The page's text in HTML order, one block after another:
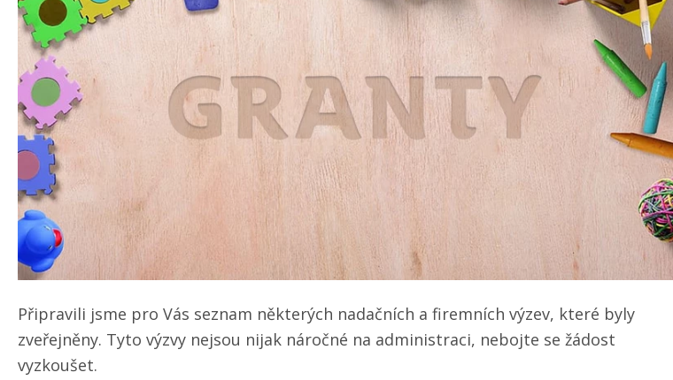
Připravili jsme pro Vás seznam některých nadačních a firemních výzev, které byly
zveřejněny. Tyto výzvy nejsou nijak náročné na administraci, nebojte se žádost
vyzkoušet.